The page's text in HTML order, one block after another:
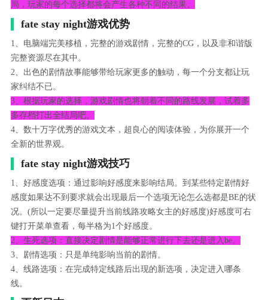
局，玩家的每个选择都将会产生各种不同的结果。
fate stay night游戏优势
1、电脑端完美移植，完整的游戏剧情，完整的CG，以及非和谐版
完整资源尽在其中。
2、出色的剧情故事能够带给玩家更多的触动，每一个分支都让玩
家纠结不已。
3、根据玩家的选择，游戏剧情也将朝着不同的路线发展，试着多
多存档打出全结局吧。
4、数十万字优秀的游戏文本，超良心的阅读体验，为你展开一个
全新的世界观。
fate stay night游戏技巧
1、好感度选项：通过影响好感度来影响结局。到某些特定剧情好
感度如果达不到要求就会出现最后一个选项无论怎么选都是BE的状
况。(所以一定要尽量提升当前线路攻略女主的好感度)好感度可右
键打开菜单查看，每半格为1个好感度。
2、生死选项：直接决定剧情是能够正常进行下去还是进入be。
3、剧情选项：只是单纯影响当前的剧情。
4、线路选项：在完成特定线路后出现的新选项，决定进入哪条
线。